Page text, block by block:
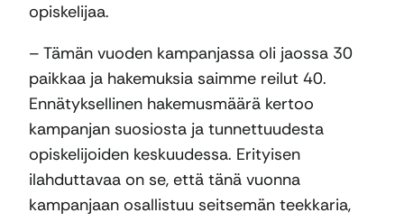
opiskelijaa.
– Tämän vuoden kampanjassa oli jaossa 30
paikkaa ja hakemuksia saimme reilut 40.
Ennätyksellinen hakemusmäärä kertoo
kampanjan suosiosta ja tunnettuudesta
opiskelijoiden keskuudessa. Erityisen
ilahduttavaa on se, että tänä vuonna
kampanjaan osallistuu seitsemän teekkaria,